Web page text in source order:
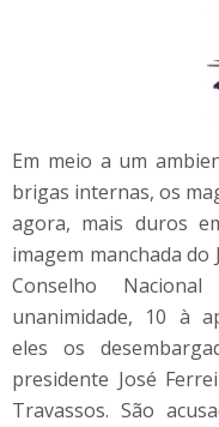
Em meio a um
brigas internas, os
agora, mais duros
imagem manchada
Conselho
unanimidade, 10 à
eles os
presidente José
Travassos. São